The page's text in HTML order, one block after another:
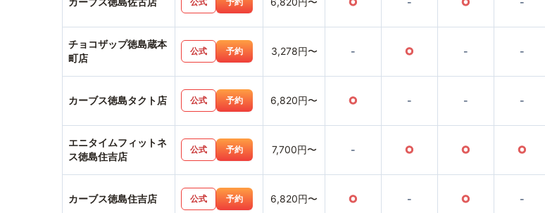
チョコザップ徳島蔵本
町店
公式 予約 3,278円〜 - ○ - -
カーブス徳島タクト店 公式 予約 6,820円〜 ○ - - -
エニタイムフィットネ
ス徳島住吉店
公式 予約 7,700円〜 - ○ ○ ○
カーブス徳島住吉店 公式 予約 6,820円〜 ○ - ○ -